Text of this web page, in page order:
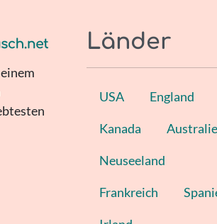
Länder
USA England
Kanada
Neuseeland
Frankreich